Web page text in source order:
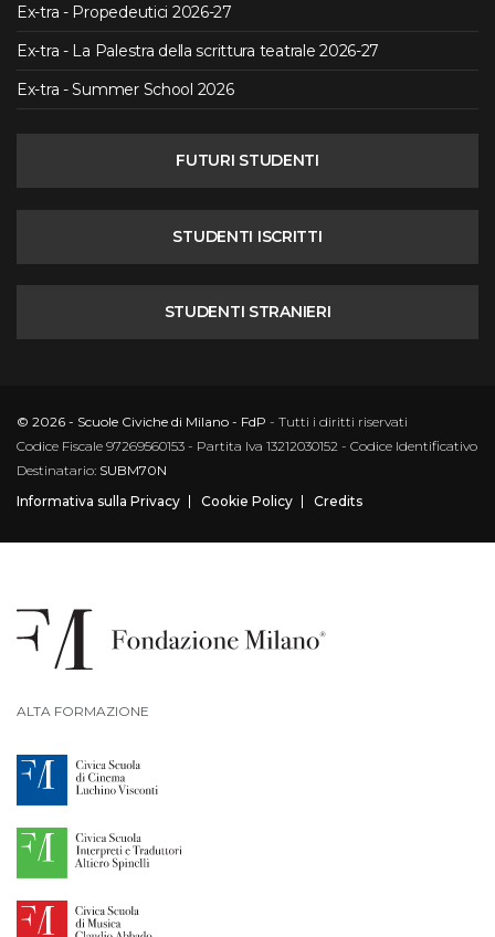
Ex-tra - Propedeutici 2026-27
Ex-tra - La Palestra della scrittura teatrale 2026-27
Ex-tra - Summer School 2026
FUTURI STUDENTI
STUDENTI ISCRITTI
STUDENTI STRANIERI
© 2026 - Scuole Civiche di Milano - FdP - Tutti i diritti riservati
Codice Fiscale 97269560153 - Partita Iva 13212030152 - Codice Identificativo
Destinatario: SUBM70N
Informativa sulla Privacy
Cookie Policy Credits
ALTA FORMAZIONE